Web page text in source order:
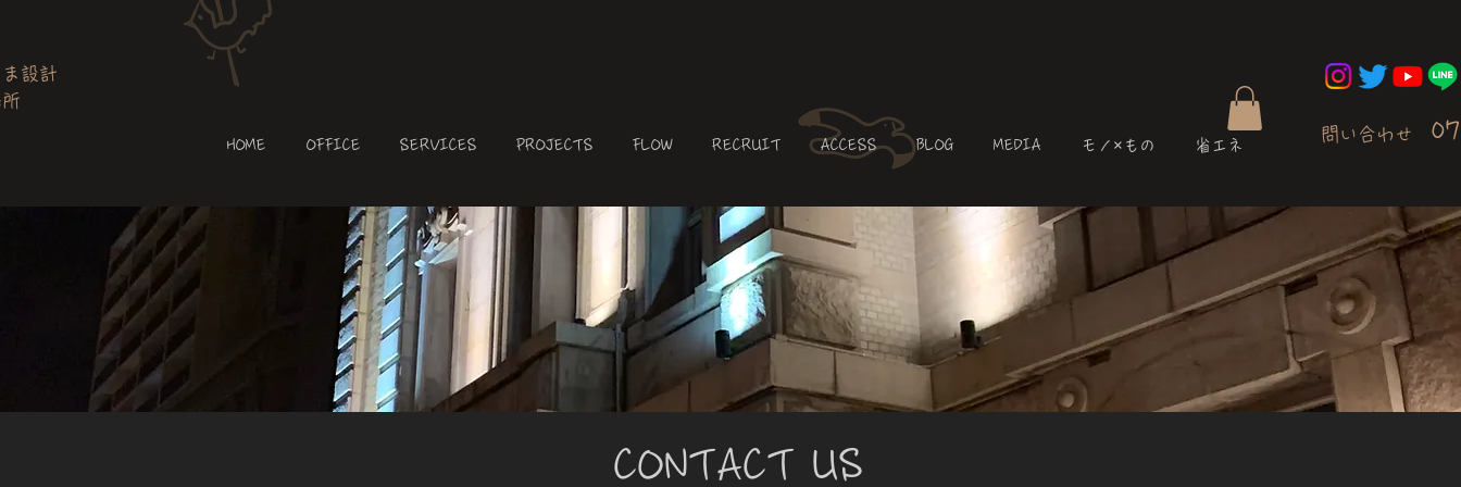
設計
HOME OFFICE SERVICES PROJECTS FLOW RECRUIT ACCESS BLOG MEDIA モノ×もの 省エネ
問い合わせ
CONTACT US